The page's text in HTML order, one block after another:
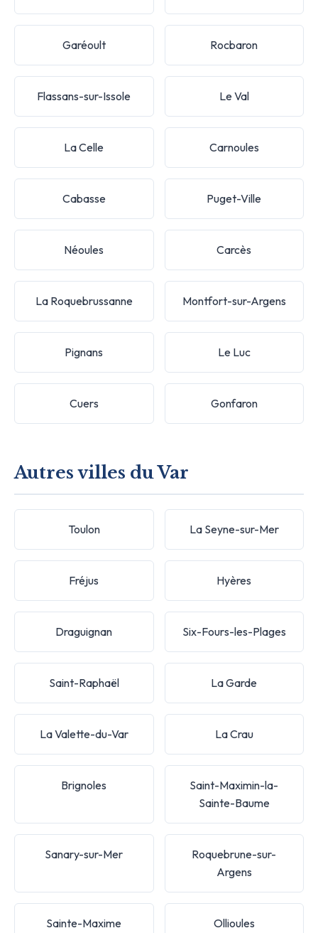
Garéoult Rocbaron
Flassans-sur-Issole Le Val
La Celle Carnoules
Cabasse Puget-Ville
Néoules Carcès
La Roquebrussanne Montfort-sur-Argens
Pignans Le Luc
Cuers Gonfaron
Autres villes du Var
Toulon La Seyne-sur-Mer
Fréjus Hyères
Draguignan Six-Fours-les-Plages
Saint-Raphaël La Garde
La Valette-du-Var La Crau
Brignoles
Saint-Maximin-la-
Sainte-Baume
Sanary-sur-Mer
Roquebrune-sur-
Argens
Sainte-Maxime Ollioules